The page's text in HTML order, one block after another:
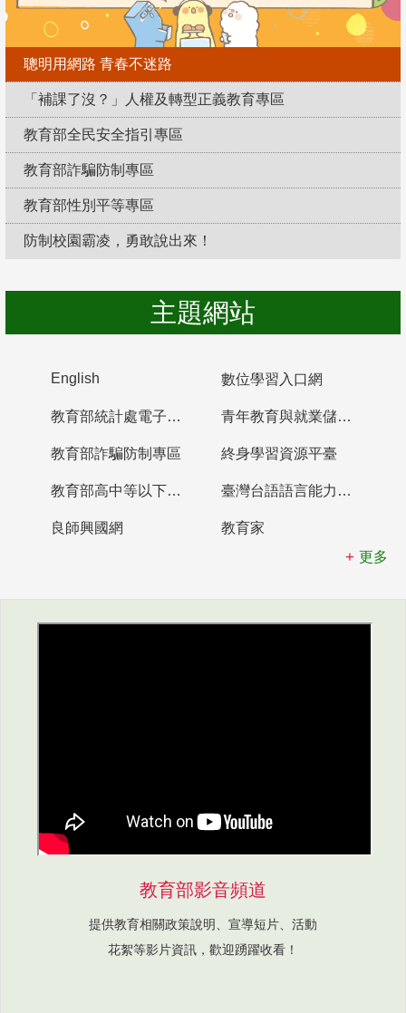
聰明用網路 青春不迷路
「補課了沒？」人權及轉型正義教育專區
教育部全民安全指引專區
教育部詐騙防制專區
教育部性別平等專區
防制校園霸凌，勇敢說出來！
主題網站
English 數位學習入口網
教育部統計處電子書櫃 青年教育與就業儲蓄帳戶
教育部詐騙防制專區 終身學習資源平臺
教育部高中等以下學校及幼兒園教師資格檢定考試 臺灣台語語言能力認證網站
良師興國網
教育家
更多
教育部影音頻道
提供教育相關政策說明、宣導短片、活動
花絮等影片資訊，歡迎踴躍收看！